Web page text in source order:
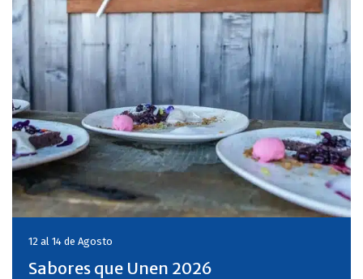
12 al 14 de Agosto
Sabores que Unen 2026